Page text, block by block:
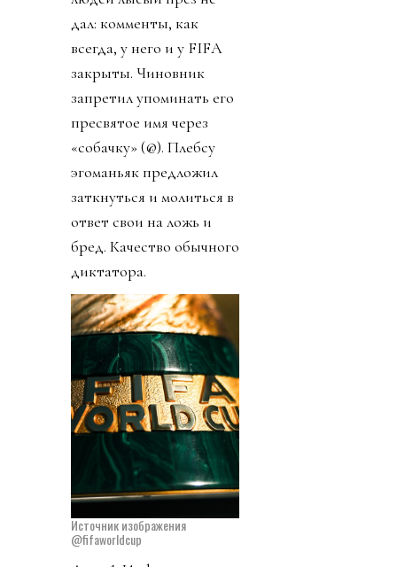
дал: комменты, как
всегда, у него и у FIFA
закрыты. Чиновник
запретил упоминать его
пресвятое имя через
«собачку» (@). Плебсу
эгоманьяк предложил
заткнуться и молиться в
ответ свои на ложь и
бред. Качество обычного
диктатора.
Источник изображения
@fifaworldcup